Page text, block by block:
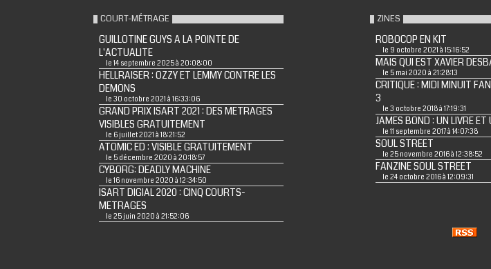
COURT-MÉTRAGE
GUILLOTINE GUYS A LA POINTE DE
L'ACTUALITE
le 14 septembre 2025 à 20:08:00
HELLRAISER : OZZY ET LEMMY CONTRE LES
DEMONS
le 30 octobre 2021 à 16:33:06
GRAND PRIX ISART 2021 : DES METRAGES
VISIBLES GRATUITEMENT
le 6 juillet 2021 à 18:21:52
ATOMIC ED : VISIBLE GRATUITEMENT
le 5 décembre 2020 à 20:18:57
CYBORG: DEADLY MACHINE
le 16 novembre 2020 à 12:34:50
ISART DIGIAL 2020 : CINQ COURTS-
METRAGES
le 25 juin 2020 à 21:52:06
ZINES
ROBOCOP EN KIT
le 9 octobre 2021 à 15:16:52
MAIS QUI EST XAVIER
le 5 mai 2020 à 21:28:13
CRITIQUE : MIDI MINUIT
3
le 3 octobre 2018 à 17:19:31
JAMES BOND : UN LIVRE ET
le 11 septembre 2017 à 14:07:38
SOUL STREET
le 25 novembre 2016 à 12:38:52
FANZINE SOUL STREET
le 24 octobre 2016 à 12:09:31